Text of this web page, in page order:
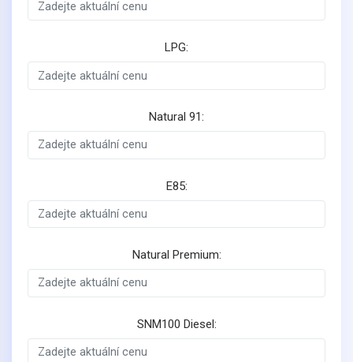
LPG:
Natural 91:
E85:
Natural Premium:
SNM100 Diesel: